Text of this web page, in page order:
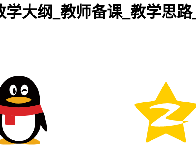
大纲_教师备课_教学思